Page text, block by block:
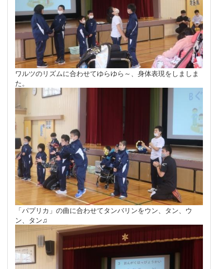
ワルツのリズムに合わせてゆらゆら～、身体表現をしましま
た。
「パプリカ」の曲に合わせてタンバリンをウン、タン、ウ
ン、タン♫